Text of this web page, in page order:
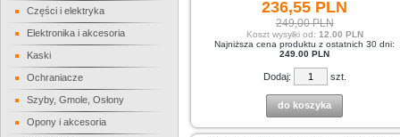
Części i elektryka
Elektronika i akcesoria
Kaski
Ochraniacze
Szyby, Gmole, Osłony
Opony i akcesoria
236,55 PLN
249,00 PLN
Koszt wysyłki od: 12.00 PLN
Najniższa cena produktu z ostatnich 30 dni:
249.00 PLN
Dodaj: szt.
do koszyka